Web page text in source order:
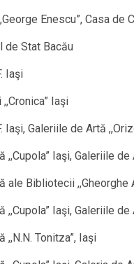
Enescu”, Casa de
de Stat Bacău
Iaşi
Iaşi
Iaşi, Galeriile de Artă
,,Cupola” Iaşi, Galeriile
ale Bibliotecii ,,Gheorghe
Iaşi, Galeriile de
Tonitza”, Iaşi